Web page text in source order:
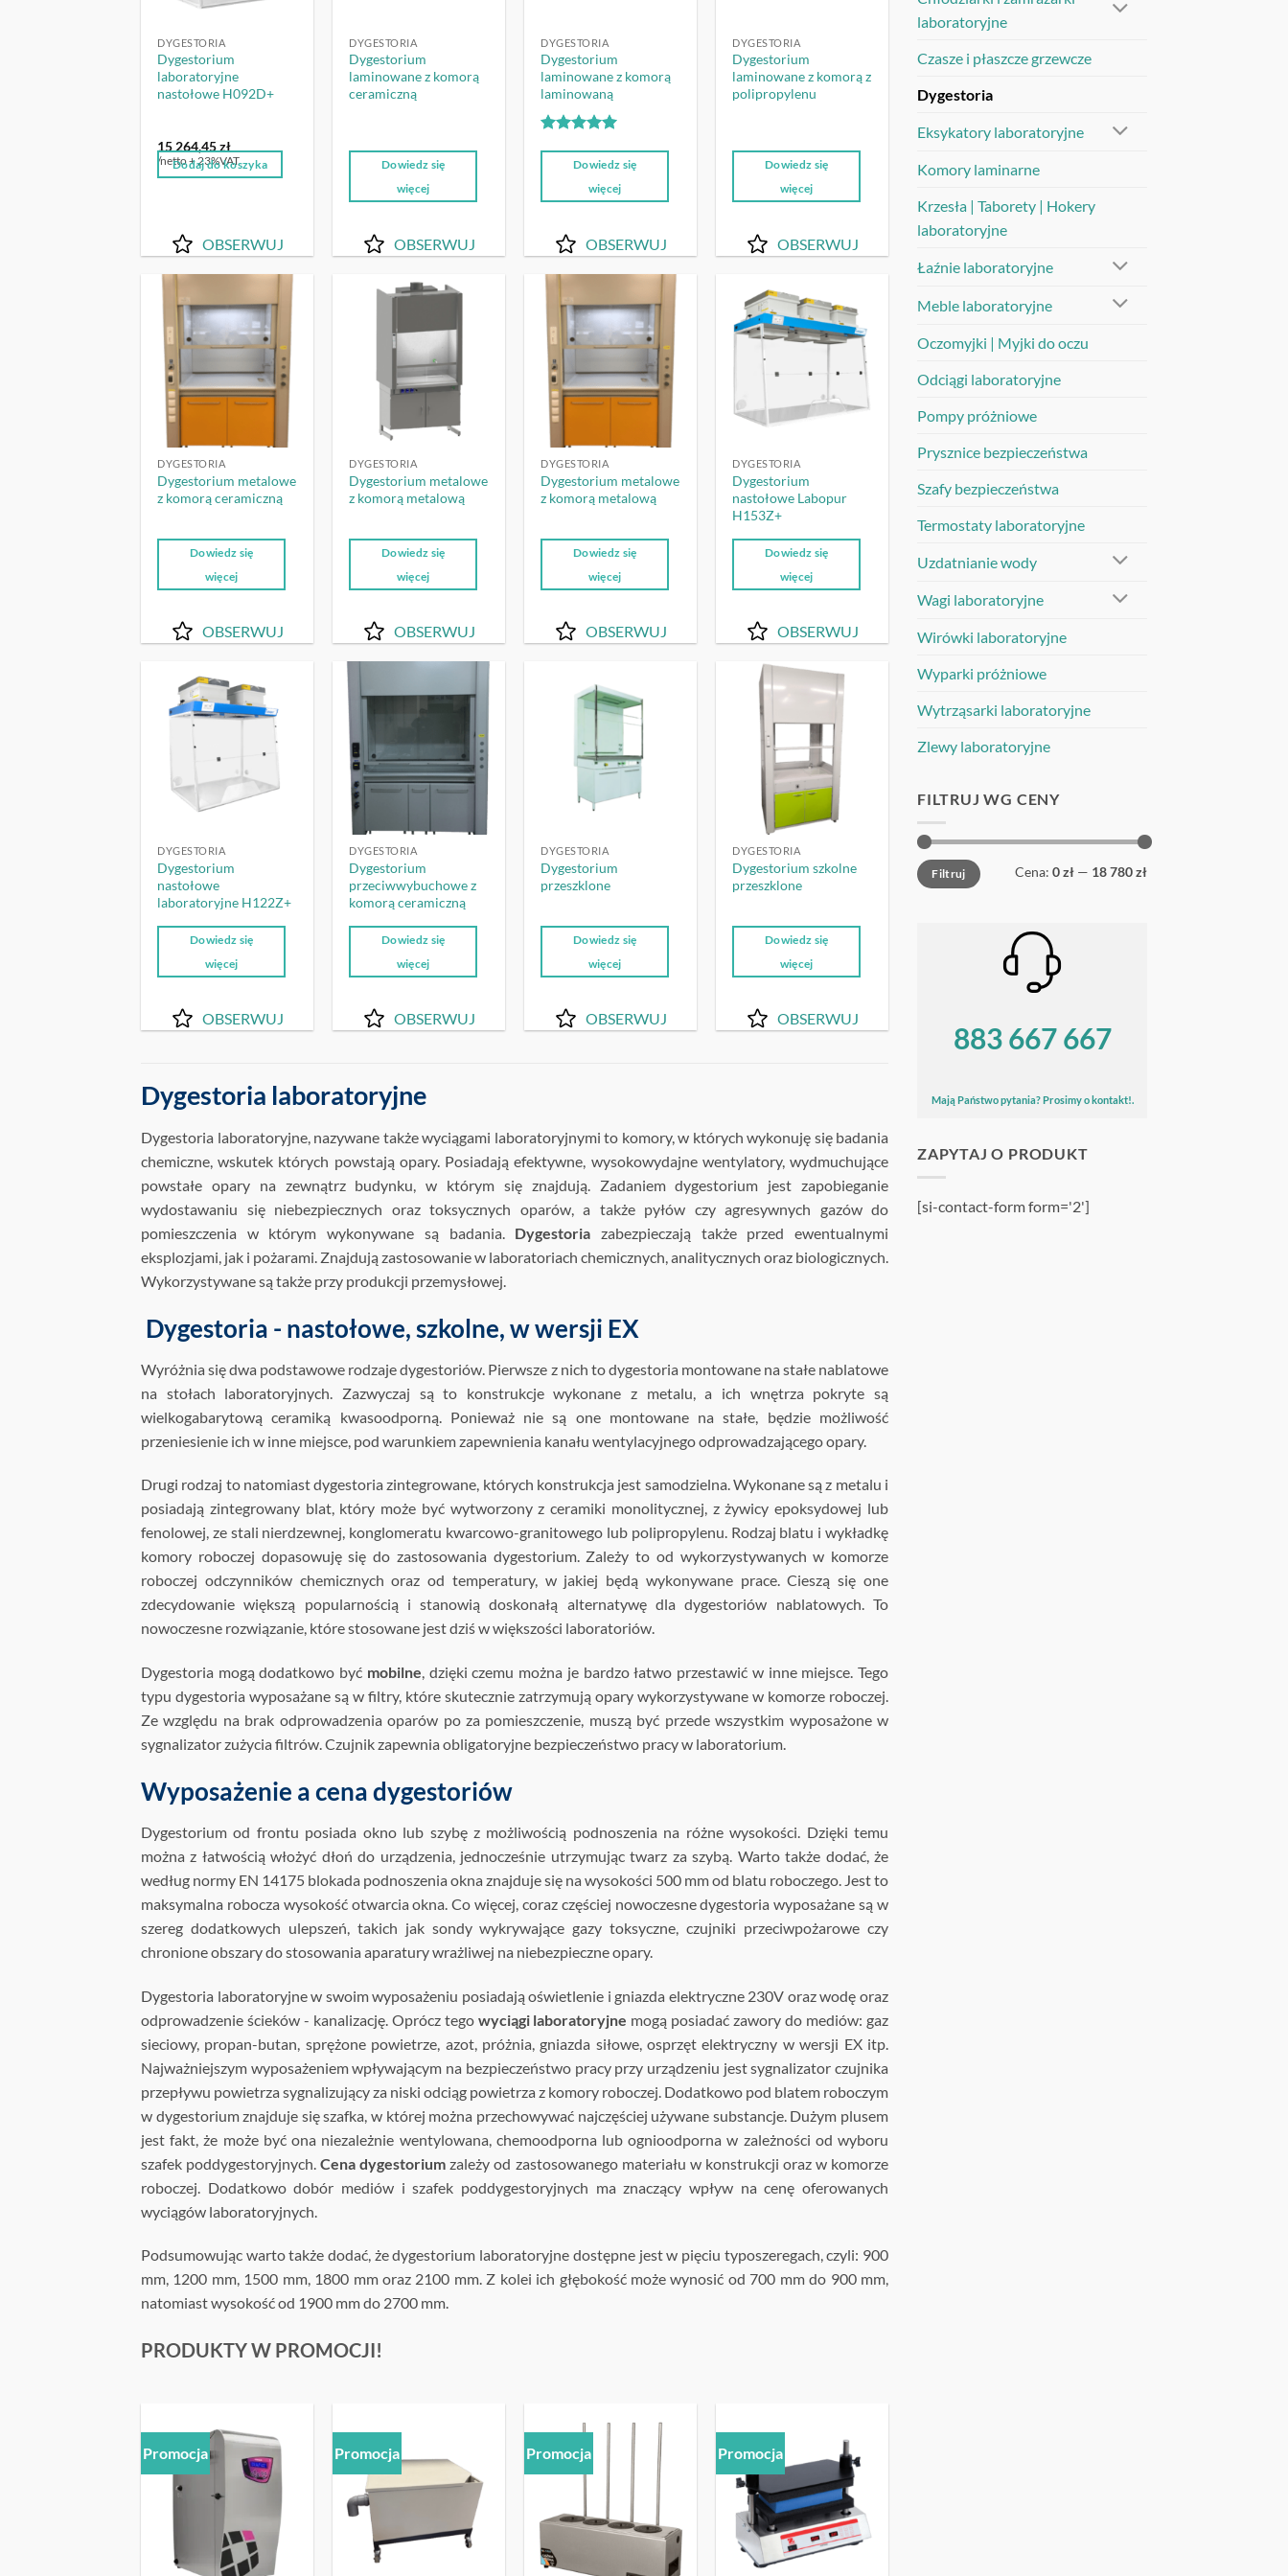
DYGESTORIA
Dygestorium
laboratoryjne
nastołowe H092D+
15 264,45zł
/netto + 23%VAT
Dodaj do koszyka
OBSERWUJ
DYGESTORIA
Dygestorium
laminowane z komorą
ceramiczną
Dowiedz się
więcej
OBSERWUJ
DYGESTORIA
Dygestorium
laminowane z komorą
laminowaną
Dowiedz się
więcej
OBSERWUJ
DYGESTORIA
Dygestorium
laminowane z komorą z
polipropylenu
Dowiedz się
więcej
OBSERWUJ
OBSERWUJ
DYGESTORIA
Dygestorium metalowe
z komorą ceramiczną
Dowiedz się
więcej
OBSERWUJ
OBSERWUJ
DYGESTORIA
Dygestorium metalowe
z komorą metalową
Dowiedz się
więcej
OBSERWUJ
OBSERWUJ
DYGESTORIA
Dygestorium metalowe
z komorą metalową
Dowiedz się
więcej
OBSERWUJ
OBSERWUJ
DYGESTORIA
Dygestorium
nastołowe Labopur
H153Z+
Dowiedz się
więcej
OBSERWUJ
OBSERWUJ
DYGESTORIA
Dygestorium
nastołowe
laboratoryjne H122Z+
Dowiedz się
więcej
OBSERWUJ
DYGESTORIA
Dygestorium
przeciwwybuchowe z
komorą ceramiczną
Dowiedz się
więcej
OBSERWUJ
OBSERWUJ
DYGESTORIA
Dygestorium
przeszklone
Dowiedz się
więcej
OBSERWUJ
DYGESTORIA
Dygestorium szkolne
przeszklone
Dowiedz się
więcej
OBSERWUJ
Dygestoria laboratoryjne
Dygestoria laboratoryjne, nazywane także wyciągami laboratoryjnymi to komory, w których wykonuję się badania
chemiczne, wskutek których powstają opary. Posiadają efektywne, wysokowydajne wentylatory, wydmuchujące
powstałe opary na zewnątrz budynku, w którym się znajdują. Zadaniem dygestorium jest zapobieganie
wydostawaniu się niebezpiecznych oraz toksycznych oparów, a także pyłów czy agresywnych gazów do
pomieszczenia w którym wykonywane są badania. Dygestoria zabezpieczają także przed ewentualnymi
eksplozjami, jak i pożarami. Znajdują zastosowanie w laboratoriach chemicznych, analitycznych oraz biologicznych.
Wykorzystywane są także przy produkcji przemysłowej.
Dygestoria - nastołowe, szkolne, w wersji EX
Wyróżnia się dwa podstawowe rodzaje dygestoriów. Pierwsze z nich to dygestoria montowane na stałe nablatowe
na stołach laboratoryjnych. Zazwyczaj są to konstrukcje wykonane z metalu, a ich wnętrza pokryte są
wielkogabarytową ceramiką kwasoodporną. Ponieważ nie są one montowane na stałe, będzie możliwość
przeniesienie ich w inne miejsce, pod warunkiem zapewnienia kanału wentylacyjnego odprowadzającego opary.
Drugi rodzaj to natomiast dygestoria zintegrowane, których konstrukcja jest samodzielna. Wykonane są z metalu i
posiadają zintegrowany blat, który może być wytworzony z ceramiki monolitycznej, z żywicy epoksydowej lub
fenolowej, ze stali nierdzewnej, konglomeratu kwarcowo-granitowego lub polipropylenu. Rodzaj blatu i wykładkę
komory roboczej dopasowuję się do zastosowania dygestorium. Zależy to od wykorzystywanych w komorze
roboczej odczynników chemicznych oraz od temperatury, w jakiej będą wykonywane prace. Cieszą się one
zdecydowanie większą popularnością i stanowią doskonałą alternatywę dla dygestoriów nablatowych. To
nowoczesne rozwiązanie, które stosowane jest dziś w większości laboratoriów.
Dygestoria mogą dodatkowo być mobilne, dzięki czemu można je bardzo łatwo przestawić w inne miejsce. Tego
typu dygestoria wyposażane są w filtry, które skutecznie zatrzymują opary wykorzystywane w komorze roboczej.
Ze względu na brak odprowadzenia oparów po za pomieszczenie, muszą być przede wszystkim wyposażone w
sygnalizator zużycia filtrów. Czujnik zapewnia obligatoryjne bezpieczeństwo pracy w laboratorium.
Wyposażenie a cena dygestoriów
Dygestorium od frontu posiada okno lub szybę z możliwością podnoszenia na różne wysokości. Dzięki temu
można z łatwością włożyć dłoń do urządzenia, jednocześnie utrzymując twarz za szybą. Warto także dodać, że
według normy EN 14175 blokada podnoszenia okna znajduje się na wysokości 500 mm od blatu roboczego. Jest to
maksymalna robocza wysokość otwarcia okna. Co więcej, coraz częściej nowoczesne dygestoria wyposażane są w
szereg dodatkowych ulepszeń, takich jak sondy wykrywające gazy toksyczne, czujniki przeciwpożarowe czy
chronione obszary do stosowania aparatury wrażliwej na niebezpieczne opary.
Dygestoria laboratoryjne w swoim wyposażeniu posiadają oświetlenie i gniazda elektryczne 230V oraz wodę oraz
odprowadzenie ścieków - kanalizację. Oprócz tego wyciągi laboratoryjne mogą posiadać zawory do mediów: gaz
sieciowy, propan-butan, sprężone powietrze, azot, próżnia, gniazda siłowe, osprzęt elektryczny w wersji EX itp.
Najważniejszym wyposażeniem wpływającym na bezpieczeństwo pracy przy urządzeniu jest sygnalizator czujnika
przepływu powietrza sygnalizujący za niski odciąg powietrza z komory roboczej. Dodatkowo pod blatem roboczym
w dygestorium znajduje się szafka, w której można przechowywać najczęściej używane substancje. Dużym plusem
jest fakt, że może być ona niezależnie wentylowana, chemoodporna lub ognioodporna w zależności od wyboru
szafek poddygestoryjnych.Cena dygestorium zależy od zastosowanego materiału w konstrukcji oraz w komorze
roboczej. Dodatkowo dobór mediów i szafek poddygestoryjnych ma znaczący wpływ na cenę oferowanych
wyciągów laboratoryjnych.
Podsumowując warto także dodać, że dygestorium laboratoryjne dostępne jest w pięciu typoszeregach, czyli: 900
mm, 1200 mm, 1500 mm, 1800 mm oraz 2100 mm. Z kolei ich głębokość może wynosić od 700 mm do 900 mm,
natomiast wysokość od 1900 mm do 2700 mm.
PRODUKTY W PROMOCJI!
Promocja OBSERWUJ Promocja Promocja OBSERWUJ Promocja OBSERWUJ
laboratoryjne
Czasze i płaszcze grzewcze
Dygestoria
Eksykatory laboratoryjne
Komory laminarne
Krzesła | Taborety | Hokery
laboratoryjne
Łaźnie laboratoryjne
Meble laboratoryjne
Oczomyjki | Myjki do oczu
Odciągi laboratoryjne
Pompy próżniowe
Prysznice bezpieczeństwa
Szafy bezpieczeństwa
Termostaty laboratoryjne
Uzdatnianie wody
Wagi laboratoryjne
Wirówki laboratoryjne
Wyparki próżniowe
Wytrząsarki laboratoryjne
Zlewy laboratoryjne
FILTRUJ WG CENY
Cena
min
Cena
maxFiltruj Cena: 0 zł — 18 780 zł
883 667 667
Mają Państwo pytania? Prosimy o kontakt!.
ZAPYTAJ O PRODUKT
[si-contact-form form='2']